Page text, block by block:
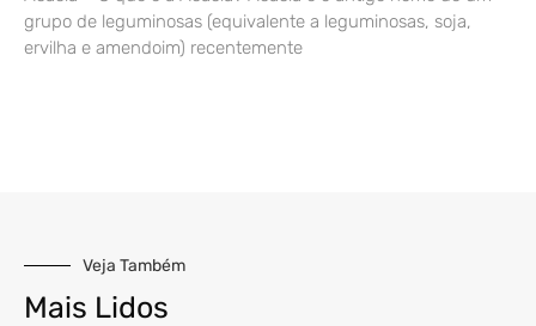
grupo de leguminosas (equivalente a leguminosas, soja,
ervilha e amendoim) recentemente
Veja Também
Mais Lidos